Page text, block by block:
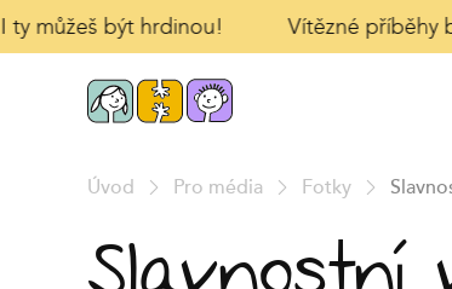
můžeš být hrdinou! Vítězné příběhy
Úvod Pro média Fotky